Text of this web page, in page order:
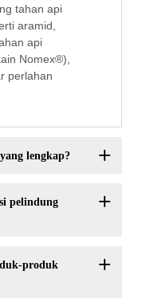
tahan api
aramid,
api
Nomex®),
perlahan
lengkap?
pelindung
produk